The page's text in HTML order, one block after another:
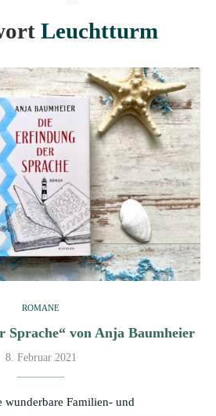
Leuchtturm
ROMANE
Sprache“ von Anja Baumheier
8. Februar 2021
wunderbare Familien- und